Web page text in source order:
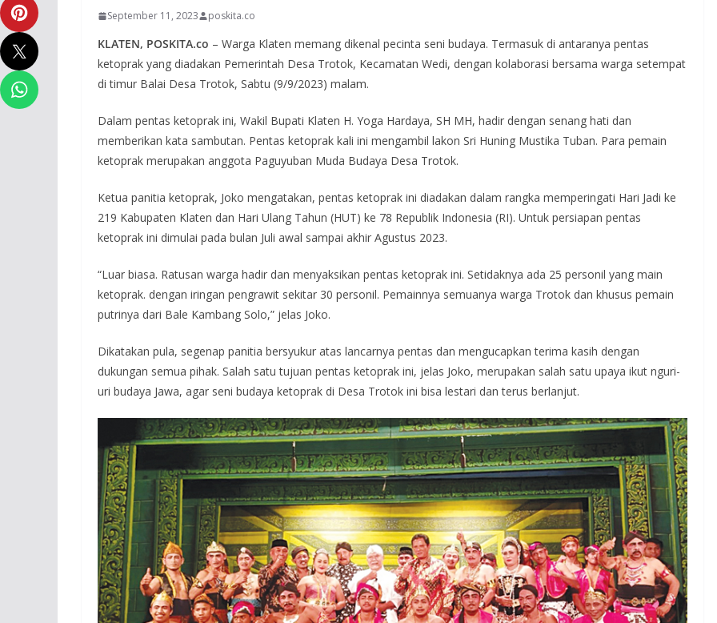
September 11, 2023 poskita.co
KLATEN, POSKITA.co – Warga Klaten memang dikenal pecinta seni budaya. Termasuk di antaranya pentas
ketoprak yang diadakan Pemerintah Desa Trotok, Kecamatan Wedi, dengan kolaborasi bersama warga setempat
di timur Balai Desa Trotok, Sabtu (9/9/2023) malam.
Dalam pentas ketoprak ini, Wakil Bupati Klaten H. Yoga Hardaya, SH MH, hadir dengan senang hati dan
memberikan kata sambutan. Pentas ketoprak kali ini mengambil lakon Sri Huning Mustika Tuban. Para pemain
ketoprak merupakan anggota Paguyuban Muda Budaya Desa Trotok.
Ketua panitia ketoprak, Joko mengatakan, pentas ketoprak ini diadakan dalam rangka memperingati Hari Jadi ke
219 Kabupaten Klaten dan Hari Ulang Tahun (HUT) ke 78 Republik Indonesia (RI). Untuk persiapan pentas
ketoprak ini dimulai pada bulan Juli awal sampai akhir Agustus 2023.
“Luar biasa. Ratusan warga hadir dan menyaksikan pentas ketoprak ini. Setidaknya ada 25 personil yang main
ketoprak. dengan iringan pengrawit sekitar 30 personil. Pemainnya semuanya warga Trotok dan khusus pemain
putrinya dari Bale Kambang Solo,” jelas Joko.
Dikatakan pula, segenap panitia bersyukur atas lancarnya pentas dan mengucapkan terima kasih dengan
dukungan semua pihak. Salah satu tujuan pentas ketoprak ini, jelas Joko, merupakan salah satu upaya ikut nguri-
uri budaya Jawa, agar seni budaya ketoprak di Desa Trotok ini bisa lestari dan terus berlanjut.